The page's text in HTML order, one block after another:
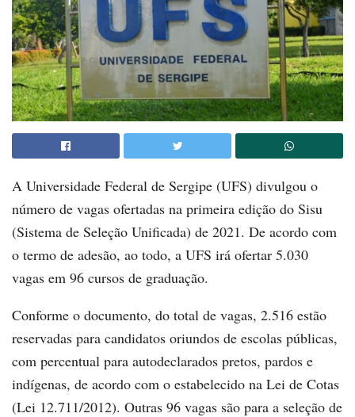
A Universidade Federal de Sergipe (UFS) divulgou o
número de vagas ofertadas na primeira edição do Sisu
(Sistema de Seleção Unificada) de 2021. De acordo com
o termo de adesão, ao todo, a UFS irá ofertar 5.030
vagas em 96 cursos de graduação.
Conforme o documento, do total de vagas, 2.516 estão
reservadas para candidatos oriundos de escolas públicas,
com percentual para autodeclarados pretos, pardos e
indígenas, de acordo com o estabelecido na Lei de Cotas
(Lei 12.711/2012). Outras 96 vagas são para a seleção de